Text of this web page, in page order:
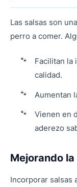
Las salsas son
perro a comer.
Facilitan la
calidad.
Aumentan
Vienen en
aderezo
Mejorando
Incorporar salsas